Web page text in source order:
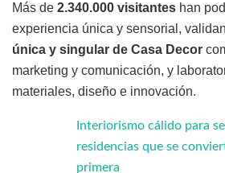
Más de 2.340.000 visitantes han
experiencia única y sensorial,
única y singular de Casa Decor
marketing y comunicación, y
materiales, diseño e innovación.
Interiorismo cálido para
residencias que se
primera